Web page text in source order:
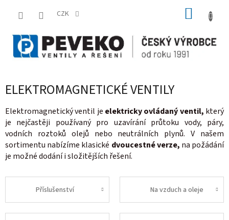
CZK
ELEKTROMAGNETICKÉ VENTILY
Elektromagnetický ventil je elektricky ovládaný ventil, který
je nejčastěji používaný pro uzavírání průtoku vody, páry,
vodních roztoků olejů nebo neutrálních plynů. V našem
sortimentu nabízíme klasické dvoucestné verze, na požádání
je možné dodání i složitějších řešení.
Příslušenství Na vzduch a oleje